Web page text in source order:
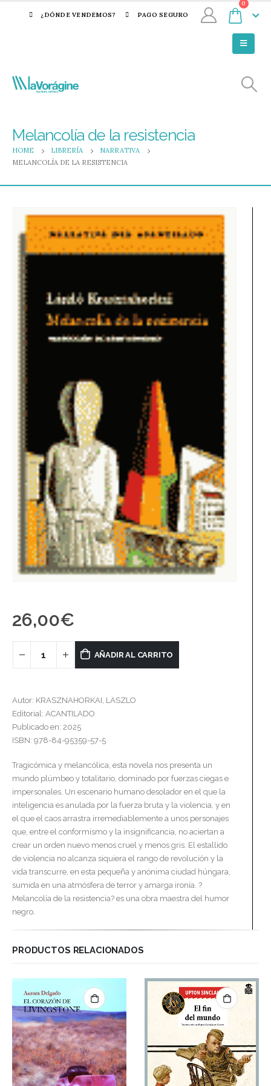
¿DÓNDE VENDEMOS? PAGO SEGURO
0
Melancolía de la resistencia
HOME LIBRERÍA
NARRATIVA
MELANCOLÍA DE LA RESISTENCIA
26,00€
AÑADIR AL CARRITO
Autor: KRASZNAHORKAI, LASZLO
Editorial: ACANTILADO
Publicado en: 2025
ISBN: 978-84-95359-57-5
Tragicómica y melancólica, esta novela nos presenta un
mundo plúmbeo y totalitario, dominado por fuerzas ciegas e
impersonales. Un escenario humano desolador en el que la
inteligencia es anulada por la fuerza bruta y la violencia, y en
el que el caos arrastra irremediablemente a unos personajes
que, entre el conformismo y la insignificancia, no aciertan a
crear un orden nuevo menos cruel y menos gris. El estallido
de violencia no alcanza siquiera el rango de revolución y la
vida transcurre, en esta pequeña y anónima ciudad húngara,
sumida en una atmósfera de terror y amarga ironía. ?
Melancolía de la resistencia? es una obra maestra del humor
negro.
PRODUCTOS RELACIONADOS